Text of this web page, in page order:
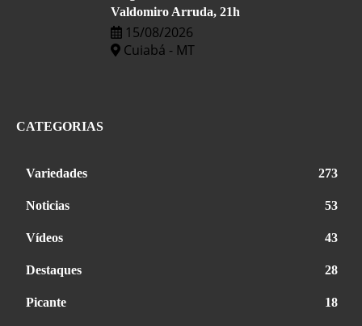
Valdomiro Arruda, 21h
15/08/2026
Cuiabá - MT
CATEGORIAS
Variedades 273
Noticias 53
Vídeos 43
Destaques 28
Picante 18